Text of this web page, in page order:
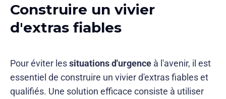
Construire un vivier
d'extras fiables
Pour éviter lessituations d'urgence à l'avenir, il est
essentiel de construire un vivier d'extras fiables et
qualifiés. Une solution efficace consiste à utiliser